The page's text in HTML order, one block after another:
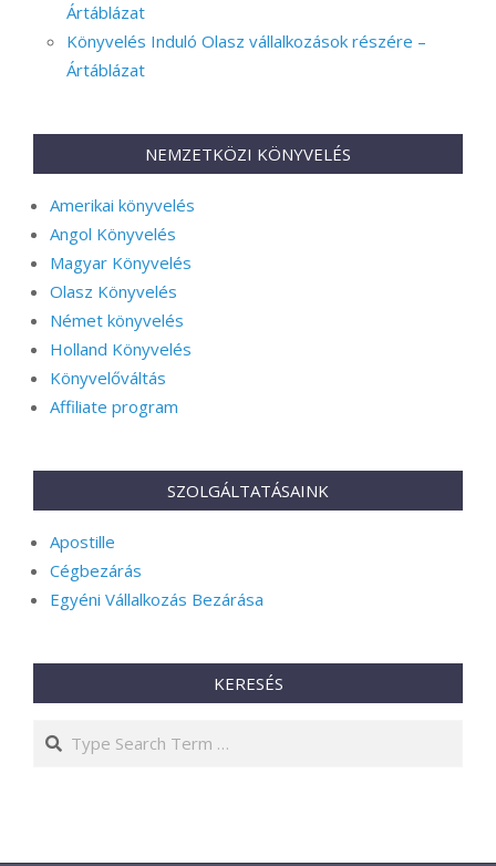
Ártáblázat
Könyvelés Induló Olasz vállalkozások részére –
Ártáblázat
NEMZETKÖZI KÖNYVELÉS
Amerikai könyvelés
Angol Könyvelés
Magyar Könyvelés
Olasz Könyvelés
Német könyvelés
Holland Könyvelés
Könyvelőváltás
Affiliate program
SZOLGÁLTATÁSAINK
Apostille
Cégbezárás
Egyéni Vállalkozás Bezárása
KERESÉS
Search